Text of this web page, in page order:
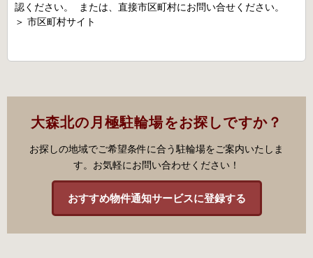
認ください。 または、直接市区町村にお問い合せください。
＞ 市区町村サイト
大森北の月極駐輪場をお探しですか？
お探しの地域でご希望条件に合う駐輪場をご案内いたしま
す。お気軽にお問い合わせください！
おすすめ物件通知サービスに登録する